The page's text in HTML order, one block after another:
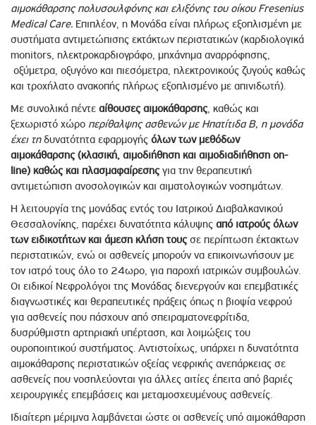
αιμοκάθαρσης πολυσουλφόνης και ελιξόνης του οίκου Fresenius
Medical Care. Επιπλέον, η Μονάδα είναι πλήρως εξοπλισμένη με
συστήματα αντιμετώπισης εκτάκτων περιστατικών (καρδιολογικά
monitors, ηλεκτροκαρδιογράφο, μηχάνημα αναρρόφησης,
οξύμετρα, οξυγόνο και πιεσόμετρα, ηλεκτρονικούς ζυγούς καθώς
και τροχήλατο ανακοπής πλήρως εξοπλισμένο με απινιδωτή).
Με συνολικά πέντε αίθουσες αιμοκάθαρσης, καθώς και
ξεχωριστό χώρο περίθαλψης ασθενών με Ηπατίτιδα Β, η μονάδα
έχει τηδυνατότητα εφαρμογής όλων των μεθόδων
αιμοκάθαρσης (κλασική, αιμοδιήθηση και αιμοδιαδιήθηση on-
line) καθώς και πλασμαφαίρεσηςγια την θεραπευτική
αντιμετώπιση ανοσολογικών και αιματολογικών νοσημάτων.
Η λειτουργία της μονάδας εντός του Ιατρικού Διαβαλκανικού
Θεσσαλονίκης, παρέχει δυνατότητα κάλυψης από ιατρούς όλων
των ειδικοτήτων και άμεση κλήση τουςσε περίπτωση έκτακτων
περιστατικών, ενώ οι ασθενείς μπορούν να επικοινωνήσουν με
τον ιατρό τους όλο το 24ωρο, για παροχή ιατρικών συμβουλών.
Οι ειδικοί Νεφρολόγοι της Μονάδας διενεργούν και επεμβατικές
διαγνωστικές και θεραπευτικές πράξεις όπως η βιοψία νεφρού
για ασθενείς που πάσχουν από σπειραματονεφρίτιδα,
δυσρύθμιστη αρτηριακή υπέρταση, και λοιμώξεις του
ουροποιητικού συστήματος. Αντιστοίχως, υπάρχει η δυνατότητα
αιμοκάθαρσης περιστατικών οξείας νεφρικής ανεπάρκειας σε
ασθενείς που νοσηλεύονται για άλλες αιτίες έπειτα από βαριές
χειρουργικές επεμβάσεις και μεταμοσχευμένους ασθενείς.
Ιδιαίτερη μέριμνα λαμβάνεται ώστε οι ασθενείς υπό αιμοκάθαρση